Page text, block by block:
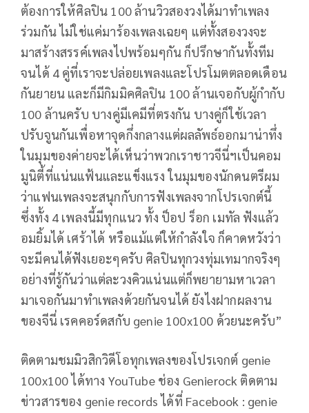
ต้องการให้ศิลปิน 100 ล้านวิวสองวงได้มาทำเพลง
ร่วมกัน ไม่ใช่แค่มาร้องเพลงเฉยๆ แต่ทั้งสองวงจะ
มาสร้างสรรค์เพลงไปพร้อมๆกัน ก็ปรึกษากันทั้งทีม
จนได้ 4 คู่ที่เราจะปล่อยเพลงและโปรโมตตลอดเดือน
กันยายน และก็มีกิมมิคศิลปิน 100 ล้านเจอกับผู้กำกับ
100 ล้านครับ บางคู่มีเคมีที่ตรงกัน บางคู่ก็ใช้เวลา
ปรับจูนกันเพื่อหาจุดกึ่งกลางแต่ผลลัพธ์ออกมาน่าทึ่ง
ในมุมของค่ายจะได้เห็นว่าพวกเราชาวจีนี่ฯเป็นคอม
มูนิตี้ที่แน่นแฟ้นและแข็งแรง ในมุมของนักดนตรีผม
ว่าแฟนเพลงจะสนุกกับการฟังเพลงจากโปรเจกต์นี้
ซึ่งทั้ง 4 เพลงนี้มีทุกแนว ทั้ง ป็อป ร็อก เมทัล ฟังแล้ว
อมยิ้มได้ เศร้าได้ หรือแม้แต่ให้กำลังใจ ก็คาดหวังว่า
จะมีคนได้ฟังเยอะๆครับ ศิลปินทุกวงทุ่มเทมากจริงๆ
อย่างที่รู้กันว่าแต่ละวงคิวแน่นแต่ก็พยายามหาเวลา
มาเจอกันมาทำเพลงด้วยกันจนได้ ยังไงฝากผลงาน
ของจีนี่ เรคคอร์ดสกับ genie 100x100 ด้วยนะครับ”
ติดตามชมมิวสิกวิดีโอทุกเพลงของโปรเจกต์ genie
100x100 ได้ทาง YouTube ช่อง Genierock ติดตาม
ข่าวสารของ genie records ได้ที่ Facebook : genie